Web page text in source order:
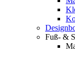
Fuß- &